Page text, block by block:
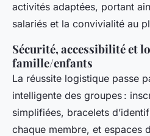
activités adaptées, portant
salariés et la convivialité au
Sécurité, accessibilité et
famille/enfants
La réussite logistique passe
intelligente des groupes :
simplifiées, bracelets
chaque membre, et espaces